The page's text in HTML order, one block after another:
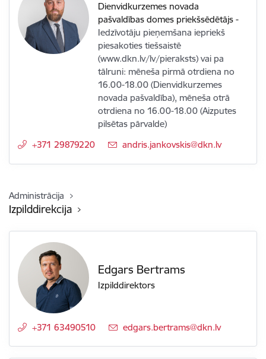
Dienvidkurzemes novada
pašvaldības domes priekšsēdētājs -
Iedzīvotāju pieņemšana iepriekš
piesakoties tiešsaistē
(www.dkn.lv/lv/pieraksts) vai pa
tālruni: mēneša pirmā otrdiena no
16.00-18.00 (Dienvidkurzemes
novada pašvaldība), mēneša otrā
otrdiena no 16.00-18.00 (Aizputes
pilsētas pārvalde)
+371 29879220
E-pasts:
andris.jankovskis@dkn.lv
Administrācija
Izpilddirekcija
Edgars Bertrams
Izpilddirektors
+371 63490510 E-pasts:
edgars.bertrams@dkn.lv